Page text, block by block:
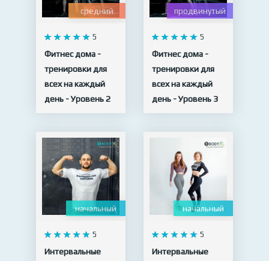
средний
5
Фитнес дома -
тренировки для
всех на каждый
день - Уровень 2
продвинутый
5
Фитнес дома -
тренировки для
всех на каждый
день - Уровень 3
начальный
5
Интервальные
начальный
5
Интервальные